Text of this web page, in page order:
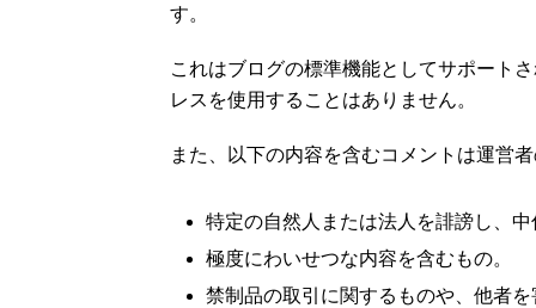
す。
これはブログの標準機能としてサポート
レスを使用することはありません。
また、以下の内容を含むコメントは運営
特定の自然人または法人を誹謗し、中
極度にわいせつな内容を含むもの。
禁制品の取引に関するものや、他者